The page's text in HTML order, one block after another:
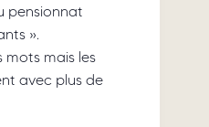
pensionnat
».
mots mais les
avec plus de